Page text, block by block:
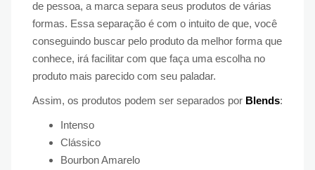
de pessoa, a marca separa seus produtos de várias
formas. Essa separação é com o intuito de que, você
conseguindo buscar pelo produto da melhor forma que
conhece, irá facilitar com que faça uma escolha no
produto mais parecido com seu paladar.
Assim, os produtos podem ser separados por Blends:
Intenso
Clássico
Bourbon Amarelo